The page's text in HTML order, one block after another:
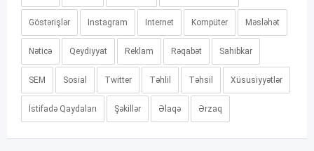
Göstərişlər Instagram Internet Kompüter Məsləhət
Nəticə Qeydiyyat Reklam Rəqabət Sahibkar
SEM Sosial Twitter Təhlil Təhsil Xüsusiyyətlər
İstifadə Qaydaları Şəkillər Əlaqə Ərzaq